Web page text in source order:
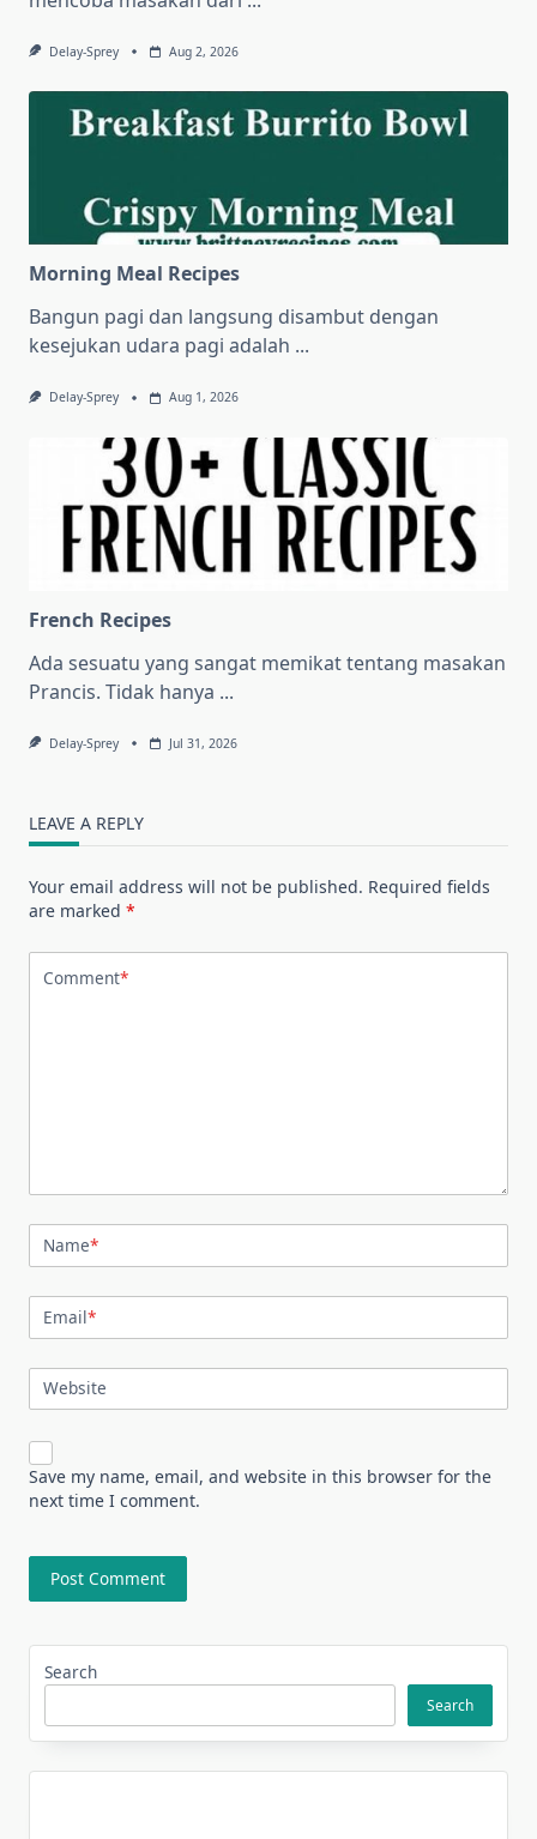
Delay-Sprey Aug 2, 2026
Morning Meal Recipes
Bangun pagi dan langsung disambut dengan
kesejukan udara pagi adalah ...
Delay-Sprey Aug 1, 2026
French Recipes
Ada sesuatu yang sangat memikat tentang masakan
Prancis. Tidak hanya ...
Delay-Sprey Jul 31, 2026
LEAVE A REPLY
Your email address will not be published. Required fields
are marked *
Comment*
Name*
Email*
Website
Save my name, email, and website in this browser for the
next time I comment.
Search
Search